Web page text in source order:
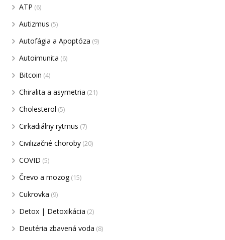
ATP (6)
Autizmus (5)
Autofágia a Apoptóza (9)
Autoimunita (6)
Bitcoin (4)
Chiralita a asymetria (21)
Cholesterol (5)
Cirkadiálny rytmus (7)
Civilizačné choroby (20)
COVID (5)
Črevo a mozog (15)
Cukrovka (9)
Detox | Detoxikácia (2)
Deutéria zbavená voda (8)